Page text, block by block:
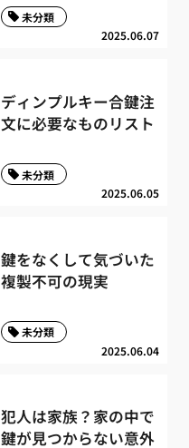
2025.06.07
未分類
ディンプルキー合鍵注
文に必要なものリスト
2025.06.05
未分類
鍵をなくして気づいた
複製不可の現実
2025.06.04
未分類
犯人は家族？家の中で
鍵が見つからない意外